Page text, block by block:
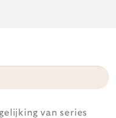
van series